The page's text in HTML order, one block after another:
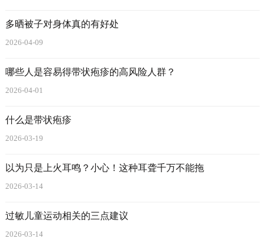
多晒被子对身体真的有好处
2026-04-09
哪些人是容易得带状疱疹的高风险人群？
2026-04-01
什么是带状疱疹
2026-03-19
以为只是上火耳鸣？小心！这种耳聋千万不能拖
2026-03-14
过敏儿童运动相关的三点建议
2026-03-14